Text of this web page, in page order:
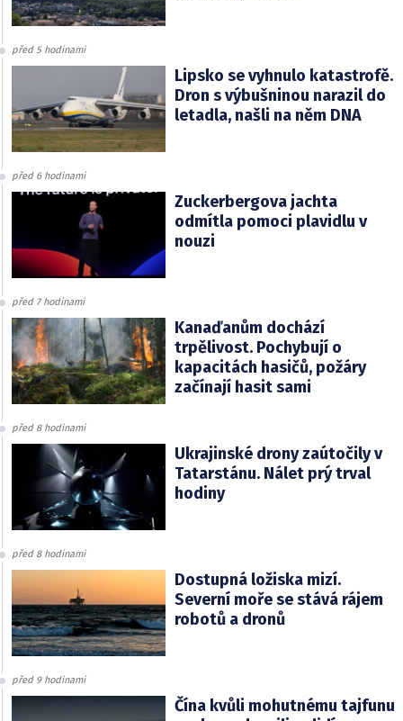
před 5 hodinami
Lipsko se vyhnulo katastrofě.
Dron s výbušninou narazil do
letadla, našli na něm DNA
před 6 hodinami
Zuckerbergova jachta
odmítla pomoci plavidlu v
nouzi
před 7 hodinami
Kanaďanům dochází
trpělivost. Pochybují o
kapacitách hasičů, požáry
začínají hasit sami
před 8 hodinami
Ukrajinské drony zaútočily v
Tatarstánu. Nálet prý trval
hodiny
před 8 hodinami
Dostupná ložiska mizí.
Severní moře se stává rájem
robotů a dronů
před 9 hodinami
Čína kvůli mohutnému tajfunu